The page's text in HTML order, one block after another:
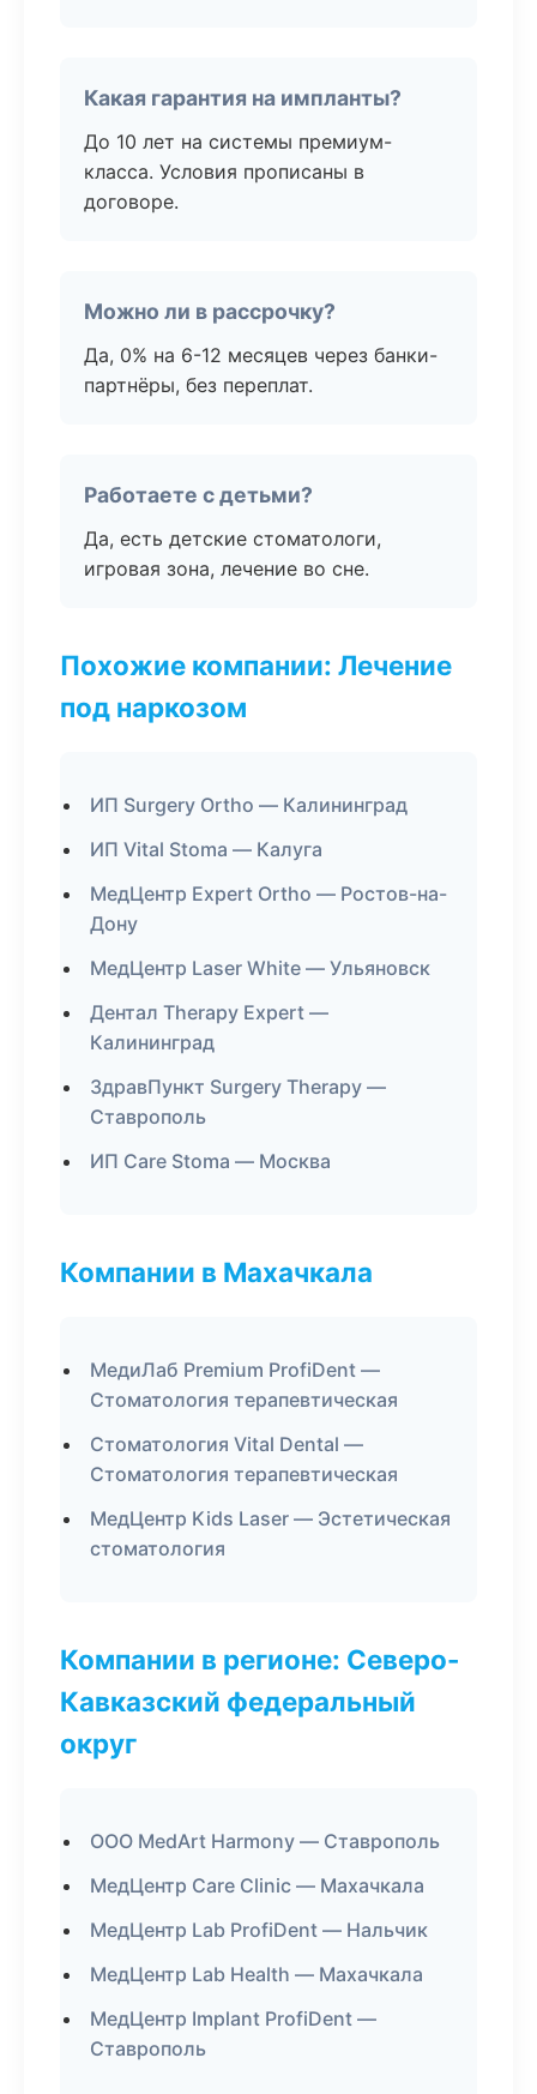
Какая гарантия на импланты?
До 10 лет на системы премиум-
класса. Условия прописаны в
договоре.
Можно ли в рассрочку?
Да, 0% на 6-12 месяцев через банки-
партнёры, без переплат.
Работаете с детьми?
Да, есть детские стоматологи,
игровая зона, лечение во сне.
Похожие компании: Лечение
под наркозом
ИП Surgery Ortho — Калининград
ИП Vital Stoma — Калуга
МедЦентр Expert Ortho — Ростов-на-
Дону
МедЦентр Laser White — Ульяновск
Дентал Therapy Expert —
Калининград
ЗдравПункт Surgery Therapy —
Ставрополь
ИП Care Stoma — Москва
Компании в Махачкала
МедиЛаб Premium ProfiDent —
Стоматология терапевтическая
Стоматология Vital Dental —
Стоматология терапевтическая
МедЦентр Kids Laser — Эстетическая
стоматология
Компании в регионе: Северо-
Кавказский федеральный
округ
ООО MedArt Harmony — Ставрополь
МедЦентр Care Clinic — Махачкала
МедЦентр Lab ProfiDent — Нальчик
МедЦентр Lab Health — Махачкала
МедЦентр Implant ProfiDent —
Ставрополь